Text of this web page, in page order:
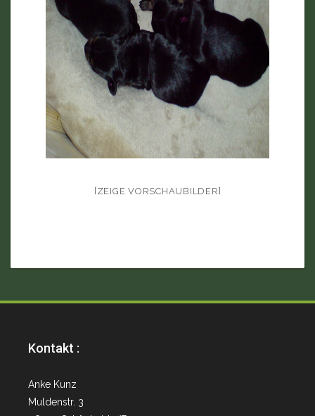
[ZEIGE VORSCHAUBILDER]
Kontakt :
Anke Kunz
Muldenstr. 3